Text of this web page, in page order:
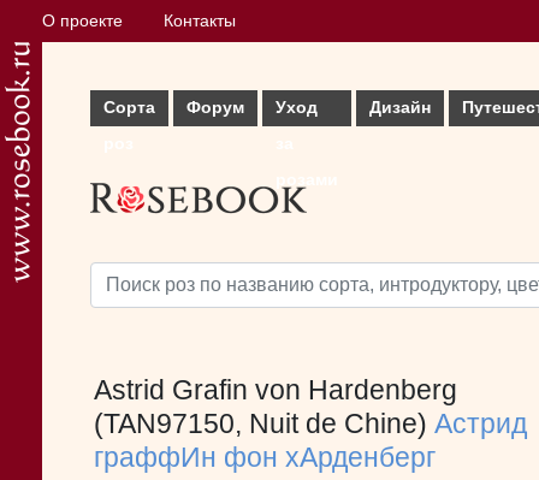
О проекте Контакты
Сорта
Форум
Уход
Дизайн
Astrid Grafin von Hardenberg
(TAN97150, Nuit de Chine) Астрид
граффИн фон хАрденберг